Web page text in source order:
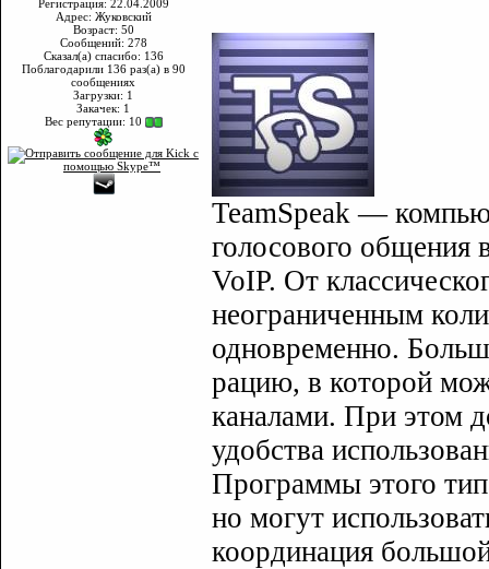
Регистрация: 22.04.2009
Адрес: Жуковский
Возраст: 50
Сообщений: 278
Сказал(а) спасибо: 136
Поблагодарили 136 раз(а) в 90
сообщениях
Загрузки: 1
Закачек: 1
Вес репутации: 10
TeamSpeak —
голосового общения
VoIP. От
неограниченным
одновременно.
рацию, в которой
каналами. При этом
удобства
Программы этого
но могут
координация